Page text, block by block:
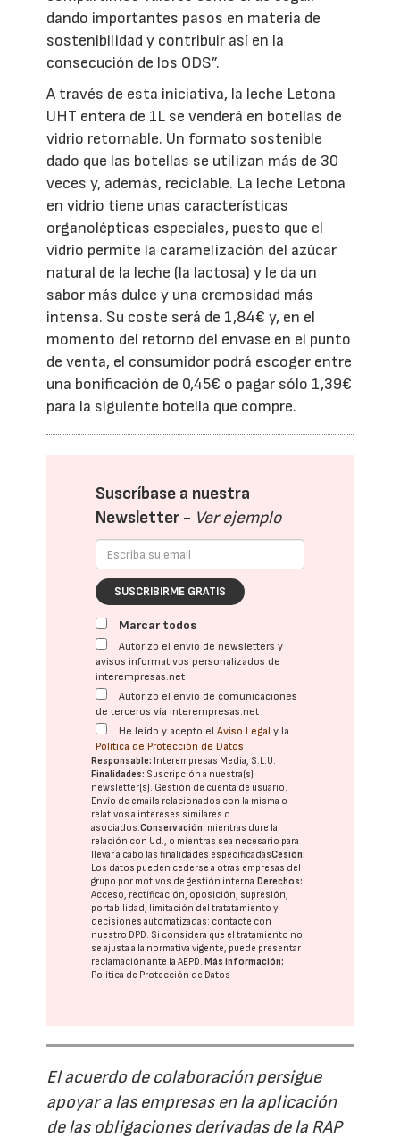
dando importantes pasos en materia de
sostenibilidad y contribuir así en la
consecución de los ODS”.
A través de esta iniciativa, la leche Letona
UHT entera de 1L se venderá en botellas de
vidrio retornable. Un formato sostenible
dado que las botellas se utilizan más de 30
veces y, además, reciclable. La leche Letona
en vidrio tiene unas características
organolépticas especiales, puesto que el
vidrio permite la caramelización del azúcar
natural de la leche (la lactosa) y le da un
sabor más dulce y una cremosidad más
intensa. Su coste será de 1,84€ y, en el
momento del retorno del envase en el punto
de venta, el consumidor podrá escoger entre
una bonificación de 0,45€ o pagar sólo 1,39€
para la siguiente botella que compre.
Suscríbase a nuestra
Newsletter - Ver ejemplo
SUSCRIBIRME GRATIS
Marcar todos
Autorizo el envío de newsletters y
avisos informativos personalizados de
interempresas.net
Autorizo el envío de comunicaciones
de terceros vía interempresas.net
He leído y acepto elAviso Legal y la
Política de Protección de Datos
Responsable: Interempresas Media, S.L.U.
Finalidades: Suscripción a nuestra(s)
newsletter(s). Gestión de cuenta de usuario.
Envío de emails relacionados con la misma o
relativos a intereses similares o
asociados.Conservación: mientras dure la
relación con Ud., o mientras sea necesario para
llevar a cabo las finalidades especificadasCesión:
Los datos pueden cederse a otras empresas del
grupo por motivos de gestión interna. Derechos:
Acceso, rectificación, oposición, supresión,
portabilidad, limitación del tratatamiento y
decisiones automatizadas: contacte con
nuestro DPD. Si considera que el tratamiento no
se ajusta a la normativa vigente, puede presentar
reclamación ante laAEPD. Más información:
Política de Protección de Datos
El acuerdo de colaboración persigue
apoyar a las empresas en la aplicación
de las obligaciones derivadas de la RAP